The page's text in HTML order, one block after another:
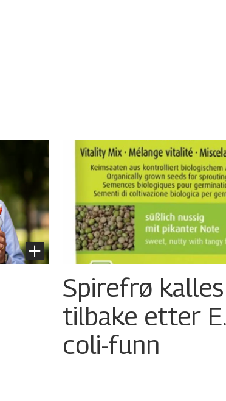
Spirefrø kalles
tilbake etter E.
coli-funn